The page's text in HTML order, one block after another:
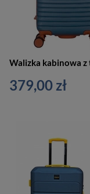
379,00 zł